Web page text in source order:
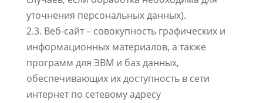
уточнения персональных данных).
2.3. Веб-сайт – совокупность графических и
информационных материалов, а также
программ для ЭВМ и баз данных,
обеспечивающих их доступность в сети
интернет по сетевому адресу